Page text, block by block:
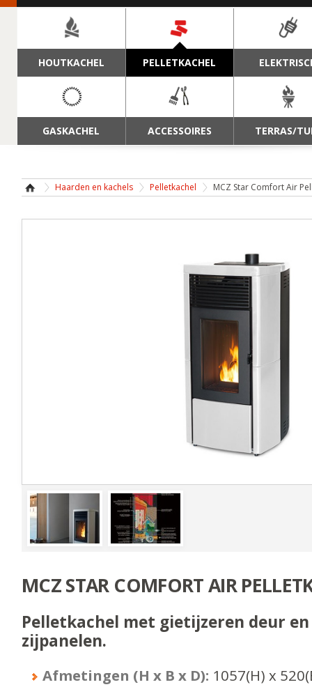
NAVIGATIE
HOUTKACHEL PELLETKACHEL
GASKACHEL ACCESSOIRES TERRAS/
Haarden en kachels Pelletkachel MCZ Star Comfort Air
MCZ STAR COMFORT AIR
Pelletkachel met gietijzeren deur
zijpanelen.
Afmetingen (H x B x D): 1057(H) x 520